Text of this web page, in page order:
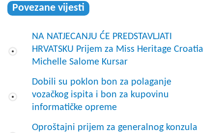
Povezane vijesti
NA NATJECANJU ĆE PREDSTAVLJATI
HRVATSKU Prijem za Miss Heritage Croatia
Michelle Salome Kursar
Dobili su poklon bon za polaganje
vozačkog ispita i bon za kupovinu
informatičke opreme
Oproštajni prijem za generalnog konzula